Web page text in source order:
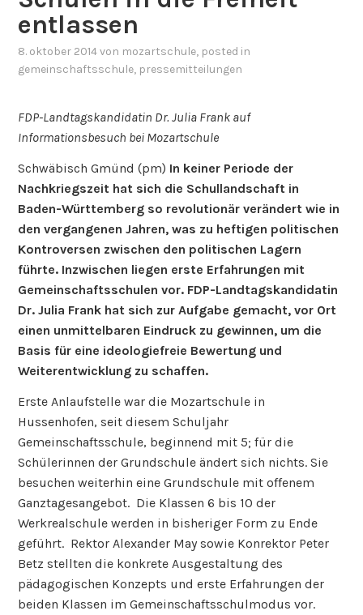
entlassen
8. oktober 2014von mozartschule, posted in
gemeinschaftsschule, pressemitteilungen
FDP-Landtagskandidatin Dr. Julia Frank auf
Informationsbesuch bei Mozartschule
Schwäbisch Gmünd (pm) In keiner Periode der
Nachkriegszeit hat sich die Schullandschaft in
Baden-Württemberg so revolutionär verändert wie in
den vergangenen Jahren, was zu heftigen politischen
Kontroversen zwischen den politischen Lagern
führte. Inzwischen liegen erste Erfahrungen mit
Gemeinschaftsschulen vor. FDP-Landtagskandidatin
Dr. Julia Frank hat sich zur Aufgabe gemacht, vor Ort
einen unmittelbaren Eindruck zu gewinnen, um die
Basis für eine ideologiefreie Bewertung und
Weiterentwicklung zu schaffen.
Erste Anlaufstelle war die Mozartschule in
Hussenhofen, seit diesem Schuljahr
Gemeinschaftsschule, beginnend mit 5; für die
Schülerinnen der Grundschule ändert sich nichts. Sie
besuchen weiterhin eine Grundschule mit offenem
Ganztagesangebot. Die Klassen 6 bis 10 der
Werkrealschule werden in bisheriger Form zu Ende
geführt. Rektor Alexander May sowie Konrektor Peter
Betz stellten die konkrete Ausgestaltung des
pädagogischen Konzepts und erste Erfahrungen der
beiden Klassen im Gemeinschaftsschulmodus vor.